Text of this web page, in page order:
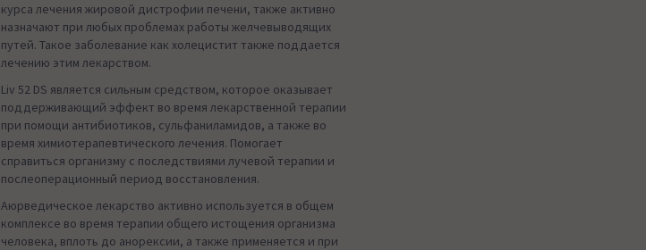
курса лечения жировой дистрофии печени, также активно
назначают при любых проблемах работы желчевыводящих
путей. Такое заболевание как холецистит также поддается
лечению этим лекарством.
Liv 52 DS является сильным средством, которое оказывает
поддерживающий эффект во время лекарственной терапии
при помощи антибиотиков, сульфаниламидов, а также во
время химиотерапевтического лечения. Помогает
справиться организму с последствиями лучевой терапии и
послеоперационный период восстановления.
Аюрведическое лекарство активно используется в общем
комплексе во время терапии общего истощения организма
человека, вплоть до анорексии, а также применяется и при